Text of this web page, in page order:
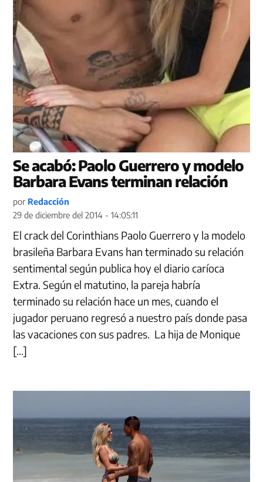
Se acabó: Paolo Guerrero y modelo
Barbara Evans terminan relación
por Redacción
29 de diciembre del 2014 - 14:05:11
El crack del Corinthians Paolo Guerrero y la modelo
brasileña Barbara Evans han terminado su relación
sentimental según publica hoy el diario caríoca
Extra. Según el matutino, la pareja habría
terminado su relación hace un mes, cuando el
jugador peruano regresó a nuestro país donde pasa
las vacaciones con sus padres. La hija de Monique
[…]